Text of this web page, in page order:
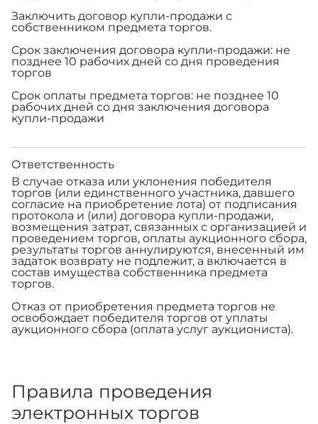
Заключить договор купли-продажи с
собственником предмета торгов.
Срок заключения договора купли-продажи: не
позднее 10 рабочих дней со дня проведения
торгов
Срок оплаты предмета торгов: не позднее 10
рабочих дней со дня заключения договора
купли-продажи
Ответственность
В случае отказа или уклонения победителя
торгов (или единственного участника, давшего
согласие на приобретение лота) от подписания
протокола и (или) договора купли-продажи,
возмещения затрат, связанных с организацией и
проведением торгов, оплаты аукционного сбора,
результаты торгов аннулируются, внесенный им
задаток возврату не подлежит, а включается в
состав имущества собственника предмета
торгов.
Отказ от приобретения предмета торгов не
освобождает победителя торгов от уплаты
аукционного сбора (оплата услуг аукциониста).
Правила проведения
электронных торгов